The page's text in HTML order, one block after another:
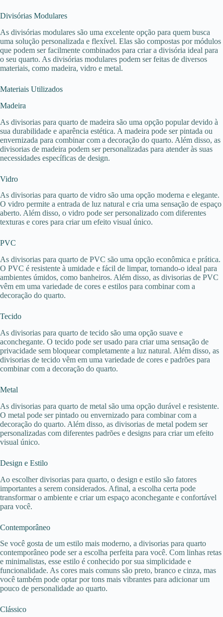
Divisórias Modulares
As divisórias modulares são uma excelente opção para quem busca
uma solução personalizada e flexível. Elas são compostas por módulos
que podem ser facilmente combinados para criar a divisória ideal para
o seu quarto. As divisórias modulares podem ser feitas de diversos
materiais, como madeira, vidro e metal.
Materiais Utilizados
Madeira
As divisorias para quarto de madeira são uma opção popular devido à
sua durabilidade e aparência estética. A madeira pode ser pintada ou
envernizada para combinar com a decoração do quarto. Além disso, as
divisorias de madeira podem ser personalizadas para atender às suas
necessidades específicas de design.
Vidro
As divisorias para quarto de vidro são uma opção moderna e elegante.
O vidro permite a entrada de luz natural e cria uma sensação de espaço
aberto. Além disso, o vidro pode ser personalizado com diferentes
texturas e cores para criar um efeito visual único.
PVC
As divisorias para quarto de PVC são uma opção econômica e prática.
O PVC é resistente à umidade e fácil de limpar, tornando-o ideal para
ambientes úmidos, como banheiros. Além disso, as divisorias de PVC
vêm em uma variedade de cores e estilos para combinar com a
decoração do quarto.
Tecido
As divisorias para quarto de tecido são uma opção suave e
aconchegante. O tecido pode ser usado para criar uma sensação de
privacidade sem bloquear completamente a luz natural. Além disso, as
divisorias de tecido vêm em uma variedade de cores e padrões para
combinar com a decoração do quarto.
Metal
As divisorias para quarto de metal são uma opção durável e resistente.
O metal pode ser pintado ou envernizado para combinar com a
decoração do quarto. Além disso, as divisorias de metal podem ser
personalizadas com diferentes padrões e designs para criar um efeito
visual único.
Design e Estilo
Ao escolher divisorias para quarto, o design e estilo são fatores
importantes a serem considerados. Afinal, a escolha certa pode
transformar o ambiente e criar um espaço aconchegante e confortável
para você.
Contemporâneo
Se você gosta de um estilo mais moderno, a divisorias para quarto
contemporâneo pode ser a escolha perfeita para você. Com linhas retas
e minimalistas, esse estilo é conhecido por sua simplicidade e
funcionalidade. As cores mais comuns são preto, branco e cinza, mas
você também pode optar por tons mais vibrantes para adicionar um
pouco de personalidade ao quarto.
Clássico